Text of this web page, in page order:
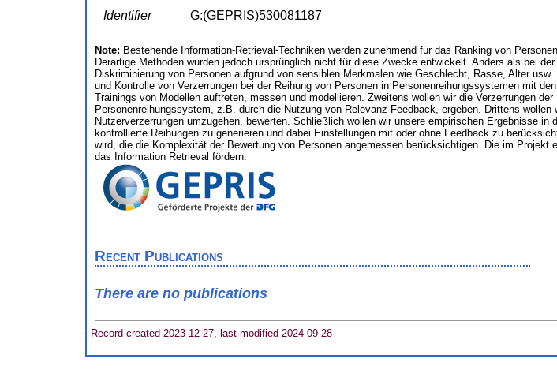
Identifier
G:(GEPRIS)530081187
Note: Bestehende Information-Retrieval-Techniken werden zunehmend für das Ranking von
Derartige Methoden wurden jedoch ursprünglich nicht für diese Zwecke entwickelt. Anders als bei
Diskriminierung von Personen aufgrund von sensiblen Merkmalen wie Geschlecht, Rasse, Alter
und Kontrolle von Verzerrungen bei der Reihung von Personen in Personenreihungssystemen mit
Trainings von Modellen auftreten, messen und modellieren. Zweitens wollen wir die Verzerrungen
Personenreihungssystem, z.B. durch die Nutzung von Relevanz-Feedback, ergeben. Drittens
Nutzerverzerrungen umzugehen, bewerten. Schließlich wollen wir unsere empirischen Ergebnisse
kontrollierte Reihungen zu generieren und dabei Einstellungen mit oder ohne Feedback zu
wird, die die Komplexität der Bewertung von Personen angemessen berücksichtigen. Die im
das Information Retrieval fördern.
Recent Publications
There are no publications
Record created 2023-12-27, last modified 2024-09-28